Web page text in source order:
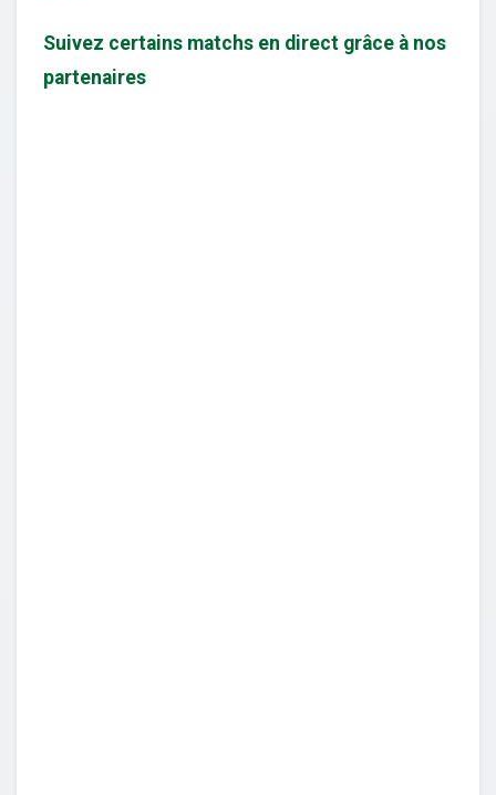
Suivez certains matchs en direct grâce à nos
partenaires